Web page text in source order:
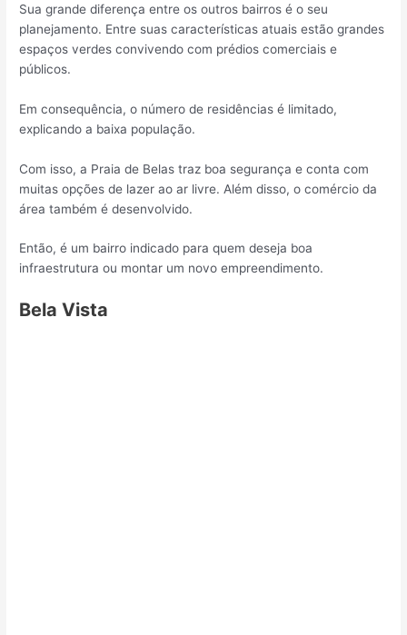
Sua grande diferença entre os outros bairros é o seu
planejamento. Entre suas características atuais estão grandes
espaços verdes convivendo com prédios comerciais e
públicos.
Em consequência, o número de residências é limitado,
explicando a baixa população.
Com isso, a Praia de Belas traz boa segurança e conta com
muitas opções de lazer ao ar livre. Além disso, o comércio da
área também é desenvolvido.
Então, é um bairro indicado para quem deseja boa
infraestrutura ou montar um novo empreendimento.
Bela Vista